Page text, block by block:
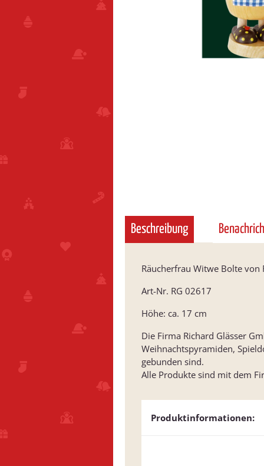
Beschreibung
Räucherfrau Witwe Bolte von
Art-Nr. RG 02617
Höhe: ca. 17 cm
Die Firma Richard Glässer
Weihnachtspyramiden,
gebunden sind.
Alle Produkte sind mit dem
Produktinformationen: